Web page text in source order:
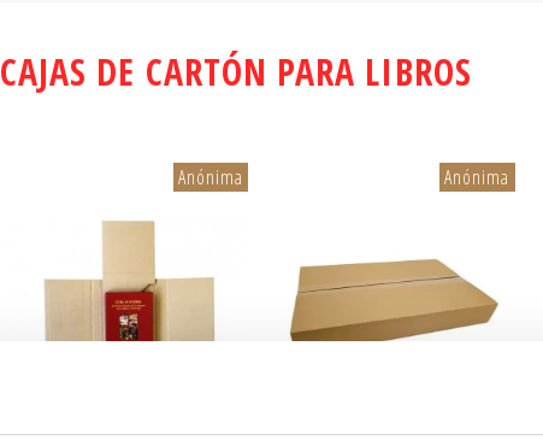
CAJAS DE CARTÓN PARA LIBROS
Anónima Anónima